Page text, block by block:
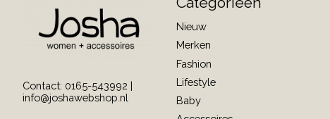
Contact: 0165-543992 |
info@joshawebshop.nl
Nieuw
Merken
Fashion
Lifestyle
Baby